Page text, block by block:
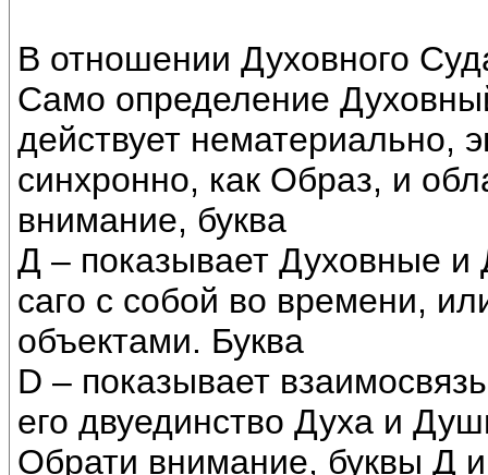
В отношении Духовного
Само определение
действует нематериально,
синхронно, как Образ, и
внимание, буква
Д – показывает Духовные
саго с собой во времени,
объектами. Буква
D – показывает
его двуединство Духа и
Обрати внимание, буквы Д